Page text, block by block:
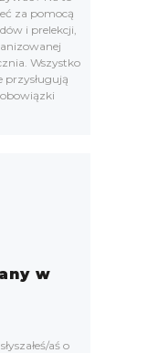
za pomocą
i prelekcji,
Wszystko
przysługują
w
aś o